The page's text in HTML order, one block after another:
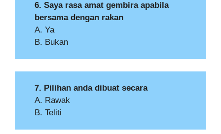
6. Saya rasa amat gembira apabila
bersama dengan rakan
A. Ya
B. Bukan
7. Pilihan anda dibuat secara
A. Rawak
B. Teliti